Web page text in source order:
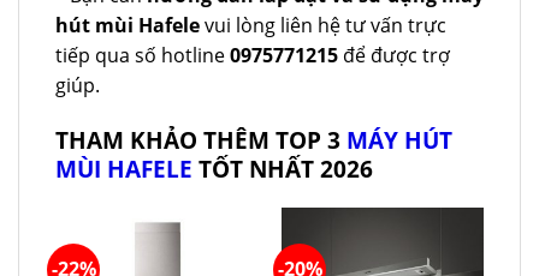
hút mùi Hafelevui lòng liên hệ tư vấn trực
tiếp qua số hotline0975771215 để được trợ
giúp.
THAM KHẢO THÊM TOP 3 MÁY HÚT
MÙI HAFELE TỐT NHẤT 2026
-22% -20%